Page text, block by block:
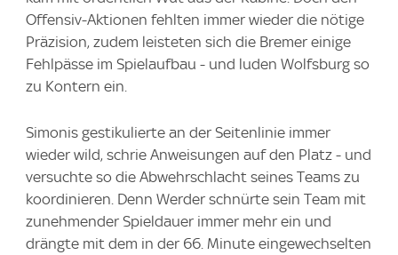
Offensiv-Aktionen fehlten immer wieder die nötige
Präzision, zudem leisteten sich die Bremer einige
Fehlpässe im Spielaufbau - und luden Wolfsburg so
zu Kontern ein.
Simonis gestikulierte an der Seitenlinie immer
wieder wild, schrie Anweisungen auf den Platz - und
versuchte so die Abwehrschlacht seines Teams zu
koordinieren. Denn Werder schnürte sein Team mit
zunehmender Spieldauer immer mehr ein und
drängte mit dem in der 66. Minute eingewechselten